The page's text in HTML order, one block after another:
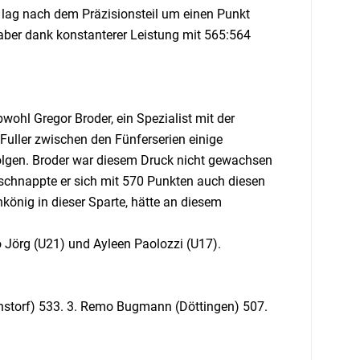
nach dem Präzisionsteil um einen Punkt
dank konstanterer Leistung mit 565:564
Gregor Broder, ein Spezialist mit der
zwischen den Fünferserien einige
Broder war diesem Druck nicht gewachsen
er sich mit 570 Punkten auch diesen
in dieser Sparte, hätte an diesem
(U21) und Ayleen Paolozzi (U17).
533. 3. Remo Bugmann (Döttingen) 507.